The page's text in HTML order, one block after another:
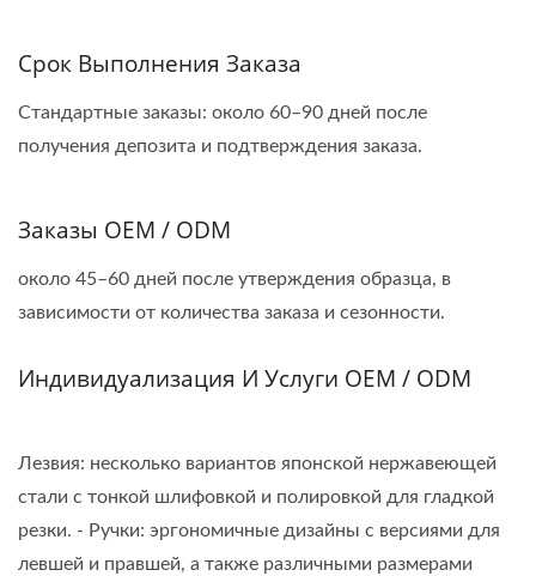
Срок Выполнения Заказа
Стандартные заказы: около 60–90 дней после
получения депозита и подтверждения заказа.
Заказы OEM / ODM
около 45–60 дней после утверждения образца, в
зависимости от количества заказа и сезонности.
Индивидуализация И Услуги OEM / ODM
Лезвия: несколько вариантов японской нержавеющей
стали с тонкой шлифовкой и полировкой для гладкой
резки. - Ручки: эргономичные дизайны с версиями для
левшей и правшей, а также различными размерами